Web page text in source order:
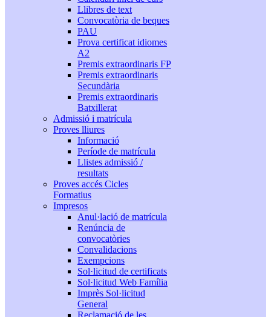
Llibres de text
Convocatòria de beques
PAU
Prova certificat idiomes
A2
Premis extraordinaris FP
Premis extraordinaris
Secundària
Premis extraordinaris
Batxillerat
Admissió i matrícula
Proves lliures
Informació
Període de matrícula
Llistes admissió /
resultats
Proves accés Cicles
Formatius
Impresos
Anul·lació de matrícula
Renúncia de
convocatòries
Convalidacions
Exempcions
Sol·licitud de certificats
Sol·licitud Web Família
Imprès Sol·licitud
General
Reclamació de les